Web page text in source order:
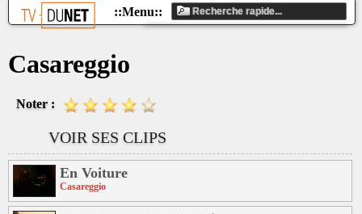
Casareggio
Noter :
VOIR SES CLIPS
En Voiture
Casareggio